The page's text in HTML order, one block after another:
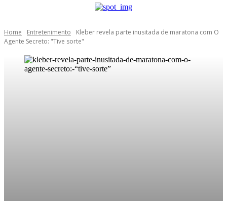
Home Entretenimento
Kleber revela parte inusitada de maratona com O
Agente Secreto: "Tive sorte"